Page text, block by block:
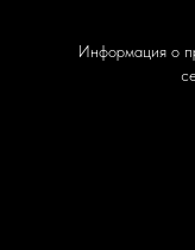
Информация о